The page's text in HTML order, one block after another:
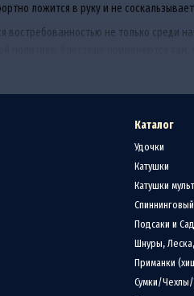
ложится в руку и не
востребованностью не только
Каталог
Удочки
Катушки
Катушки
Подсаки и
Шнуры,
Приманки
Сумки/Чехлы/